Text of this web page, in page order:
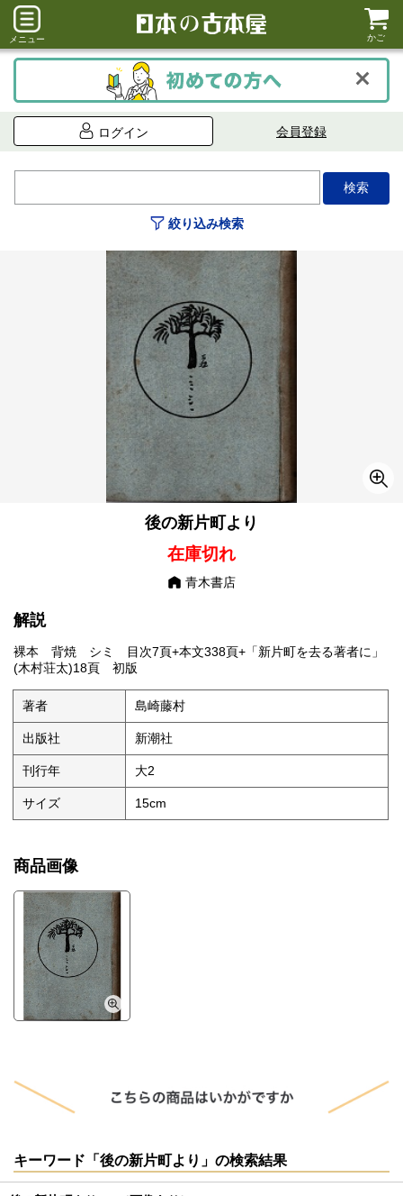
メニュー かご
ログイン 会員登録
絞り込み検索
後の新片町より
在庫切れ
青木書店
解説
裸本 背焼 シミ 目次7頁+本文338頁+「新片町を去る著者に」
(木村荘太)18頁 初版
著者 島崎藤村
出版社 新潮社
刊行年 大2
サイズ 15cm
商品画像
キーワード「後の新片町より」の検索結果